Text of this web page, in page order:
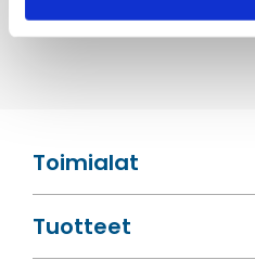
Toimialat
Tuotteet